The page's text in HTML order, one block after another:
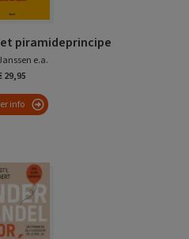
piramideprincipe
e.a.
29,95
info